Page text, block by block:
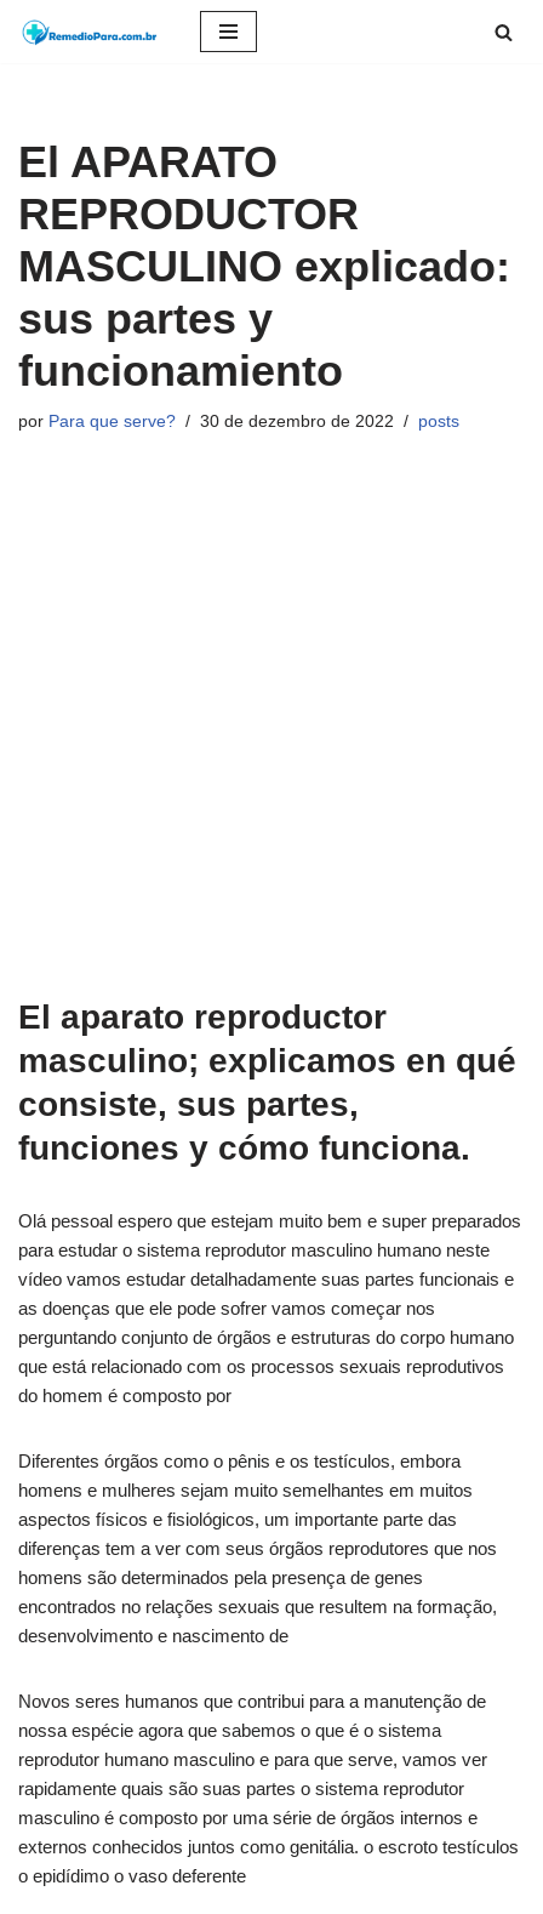
conteúdo
El APARATO
REPRODUCTOR
MASCULINO explicado:
sus partes y
funcionamiento
por Para que serve? 30 de dezembro de 2022 posts
El aparato reproductor
masculino; explicamos en qué
consiste, sus partes,
funciones y cómo funciona.
Olá pessoal espero que estejam muito bem e super preparados
para estudar o sistema reprodutor masculino humano neste
vídeo vamos estudar detalhadamente suas partes funcionais e
as doenças que ele pode sofrer vamos começar nos
perguntando conjunto de órgãos e estruturas do corpo humano
que está relacionado com os processos sexuais reprodutivos
do homem é composto por
Diferentes órgãos como o pênis e os testículos, embora
homens e mulheres sejam muito semelhantes em muitos
aspectos físicos e fisiológicos, um importante parte das
diferenças tem a ver com seus órgãos reprodutores que nos
homens são determinados pela presença de genes
encontrados no relações sexuais que resultem na formação,
desenvolvimento e nascimento de
Novos seres humanos que contribui para a manutenção de
nossa espécie agora que sabemos o que é o sistema
reprodutor humano masculino e para que serve, vamos ver
rapidamente quais são suas partes o sistema reprodutor
masculino é composto por uma série de órgãos internos e
externos conhecidos juntos como genitália. o escroto testículos
o epidídimo o vaso deferente